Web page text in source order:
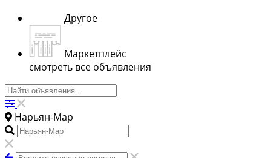
Другое
Маркетплейс
смотреть все объявления
Нарьян-Мар